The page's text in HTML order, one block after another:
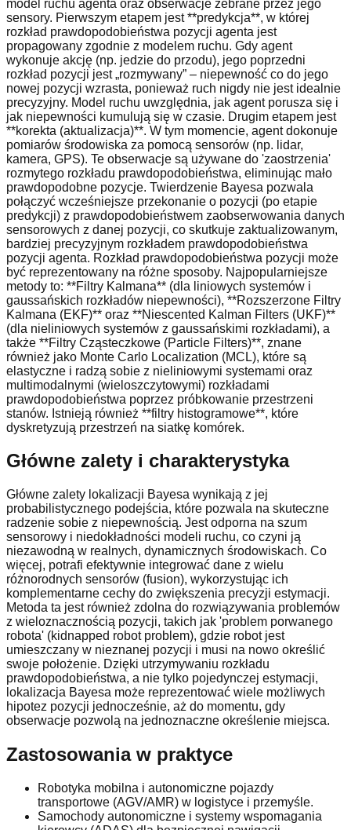
model ruchu agenta oraz obserwacje zebrane przez jego
sensory. Pierwszym etapem jest **predykcja**, w której
rozkład prawdopodobieństwa pozycji agenta jest
propagowany zgodnie z modelem ruchu. Gdy agent
wykonuje akcję (np. jedzie do przodu), jego poprzedni
rozkład pozycji jest „rozmywany” – niepewność co do jego
nowej pozycji wzrasta, ponieważ ruch nigdy nie jest idealnie
precyzyjny. Model ruchu uwzględnia, jak agent porusza się i
jak niepewności kumulują się w czasie. Drugim etapem jest
**korekta (aktualizacja)**. W tym momencie, agent dokonuje
pomiarów środowiska za pomocą sensorów (np. lidar,
kamera, GPS). Te obserwacje są używane do 'zaostrzenia'
rozmytego rozkładu prawdopodobieństwa, eliminując mało
prawdopodobne pozycje. Twierdzenie Bayesa pozwala
połączyć wcześniejsze przekonanie o pozycji (po etapie
predykcji) z prawdopodobieństwem zaobserwowania danych
sensorowych z danej pozycji, co skutkuje zaktualizowanym,
bardziej precyzyjnym rozkładem prawdopodobieństwa
pozycji agenta. Rozkład prawdopodobieństwa pozycji może
być reprezentowany na różne sposoby. Najpopularniejsze
metody to: **Filtry Kalmana** (dla liniowych systemów i
gaussańskich rozkładów niepewności), **Rozszerzone Filtry
Kalmana (EKF)** oraz **Niescented Kalman Filters (UKF)**
(dla nieliniowych systemów z gaussańskimi rozkładami), a
także **Filtry Cząsteczkowe (Particle Filters)**, znane
również jako Monte Carlo Localization (MCL), które są
elastyczne i radzą sobie z nieliniowymi systemami oraz
multimodalnymi (wieloszczytowymi) rozkładami
prawdopodobieństwa poprzez próbkowanie przestrzeni
stanów. Istnieją również **filtry histogramowe**, które
dyskretyzują przestrzeń na siatkę komórek.
Główne zalety i charakterystyka
Główne zalety lokalizacji Bayesa wynikają z jej
probabilistycznego podejścia, które pozwala na skuteczne
radzenie sobie z niepewnością. Jest odporna na szum
sensorowy i niedokładności modeli ruchu, co czyni ją
niezawodną w realnych, dynamicznych środowiskach. Co
więcej, potrafi efektywnie integrować dane z wielu
różnorodnych sensorów (fusion), wykorzystując ich
komplementarne cechy do zwiększenia precyzji estymacji.
Metoda ta jest również zdolna do rozwiązywania problemów
z wieloznacznością pozycji, takich jak 'problem porwanego
robota' (kidnapped robot problem), gdzie robot jest
umieszczany w nieznanej pozycji i musi na nowo określić
swoje położenie. Dzięki utrzymywaniu rozkładu
prawdopodobieństwa, a nie tylko pojedynczej estymacji,
lokalizacja Bayesa może reprezentować wiele możliwych
hipotez pozycji jednocześnie, aż do momentu, gdy
obserwacje pozwolą na jednoznaczne określenie miejsca.
Zastosowania w praktyce
Robotyka mobilna i autonomiczne pojazdy
transportowe (AGV/AMR) w logistyce i przemyśle.
Samochody autonomiczne i systemy wspomagania